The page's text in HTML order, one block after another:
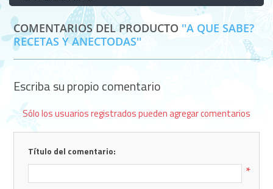
COMENTARIOS DEL PRODUCTO
A QUE SABE?
RECETAS Y ANECTODAS
Escriba su propio comentario
Sólo los usuarios registrados pueden agregar comentarios
Título del comentario:
*